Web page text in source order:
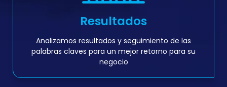
Resultados
Analizamos resultados y seguimiento de las
palabras claves para un mejor retorno para su
negocio